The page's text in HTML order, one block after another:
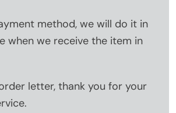
method, we will do it in
when we receive the item in
letter, thank you for your